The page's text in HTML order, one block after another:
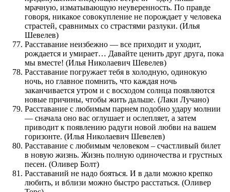
мрачную, изматывающую неуверенность. По правде
говоря, никакое совокупление не порождает у человека
страстей, сравнимых со страстями разлуки. (Илья
Шевелев)
Расставание неизбежно — все приходит и уходит,
рождается и умирает… Давайте ценить друг друга, пока
мы вместе! (Илья Николаевич Шевелев)
Расставание погружает тебя в холодную, одинокую
ночь, но главное помнить, что каждая ночь
заканчивается утром и с восходом солнца появляются
новые причины, чтобы жить дальше. (Лаки Лучано)
Расставание с любимым парнем подобно удару молнии
— сначала оно вас оглушает и ослепляет, а затем
приводит к появлению радуги новой любви на вашем
горизонте. (Илья Николаевич Шевелев)
Расставание с любимым человеком – счастливый билет
в новую жизнь. Жизнь полную одиночества и грустных
песен. (Оливер Болт)
Расставаний не надо бояться. И в дали можно крепко
любить, и вблизи можно быстро расстаться. (Оливер